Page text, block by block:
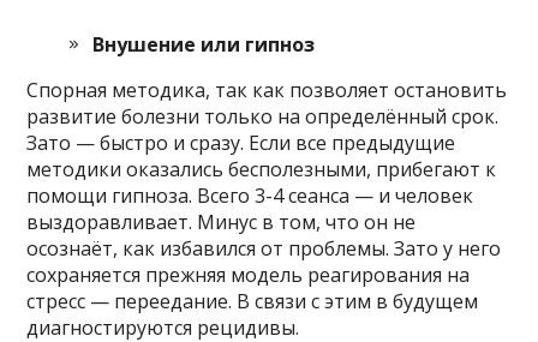
Внушение или гипноз
Спорная методика, так как позволяет остановить
развитие болезни только на определённый срок.
Зато — быстро и сразу. Если все предыдущие
методики оказались бесполезными, прибегают к
помощи гипноза. Всего 3-4 сеанса — и человек
выздоравливает. Минус в том, что он не
осознаёт, как избавился от проблемы. Зато у него
сохраняется прежняя модель реагирования на
стресс — переедание. В связи с этим в будущем
диагностируются рецидивы.